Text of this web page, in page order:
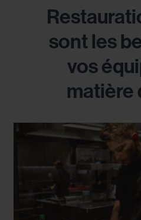
sont les
vos
matière